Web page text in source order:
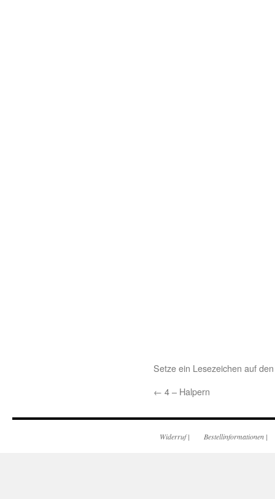
Setze ein Lesezeichen auf
← 4 – Halpern
Widerruf| Bestellinformationen |